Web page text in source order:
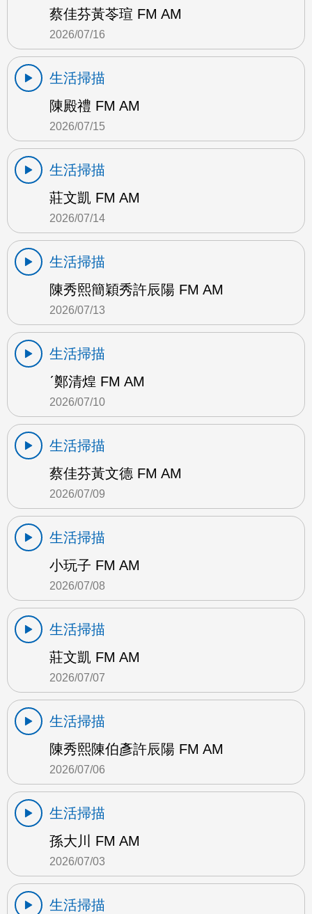
蔡佳芬黃苓瑄 FM AM
2026/07/16
生活掃描
陳殿禮 FM AM
2026/07/15
生活掃描
莊文凱 FM AM
2026/07/14
生活掃描
陳秀熙簡穎秀許辰陽 FM AM
2026/07/13
生活掃描
ˊ鄭清煌 FM AM
2026/07/10
生活掃描
蔡佳芬黃文德 FM AM
2026/07/09
生活掃描
小玩子 FM AM
2026/07/08
生活掃描
莊文凱 FM AM
2026/07/07
生活掃描
陳秀熙陳伯彥許辰陽 FM AM
2026/07/06
生活掃描
孫大川 FM AM
2026/07/03
生活掃描